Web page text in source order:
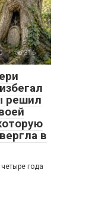
316
решил
в
года